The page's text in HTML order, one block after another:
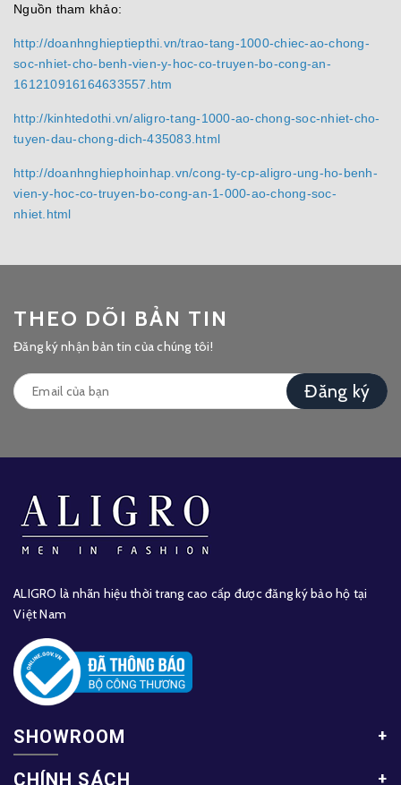
Nguồn tham khảo:
http://doanhnghieptiepthi.vn/trao-tang-1000-chiec-ao-chong-
soc-nhiet-cho-benh-vien-y-hoc-co-truyen-bo-cong-an-
161210916164633557.htm
http://kinhtedothi.vn/aligro-tang-1000-ao-chong-soc-nhiet-cho-
tuyen-dau-chong-dich-435083.html
http://doanhnghiephoinhap.vn/cong-ty-cp-aligro-ung-ho-benh-
vien-y-hoc-co-truyen-bo-cong-an-1-000-ao-chong-soc-
nhiet.html
THEO DÕI BẢN TIN
Đăng ký nhận bản tin của chúng tôi!
Đăng ký
ALIGRO là nhãn hiệu thời trang cao cấp được đăng ký bảo hộ tại
Việt Nam
SHOWROOM
CHÍNH SÁCH